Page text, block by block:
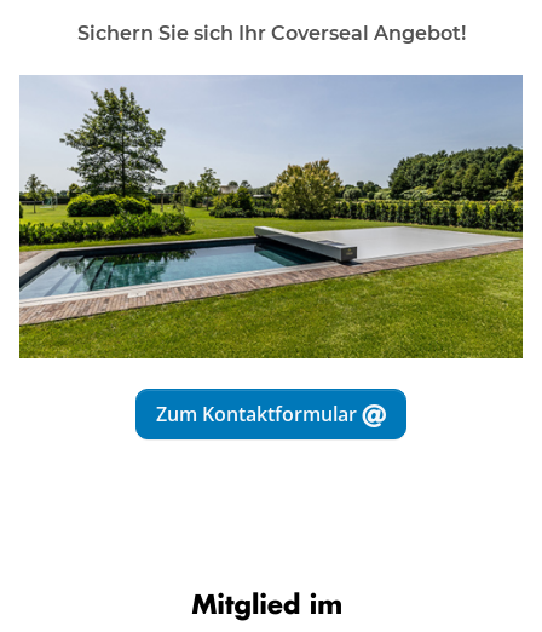
Sichern Sie sich Ihr Coverseal Angebot!
Zum Kontaktformular